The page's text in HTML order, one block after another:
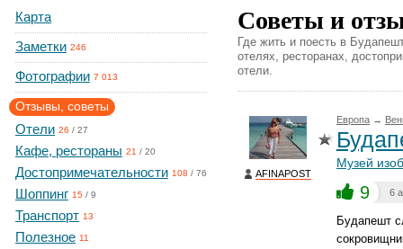
Карта
Заметки 246
Фотографии 7 013
Отзывы, советы
Отели 26 / 27
Кафе, рестораны 21 / 20
Достопримечательности 108 / 76
Шоппинг 15 / 9
Транспорт 13
Полезное 11
Советы и
Где жить и поесть в
отелях, ресторанах,
отели.
AFINAPOST
Европа →
Музей
9 6
Будапешт